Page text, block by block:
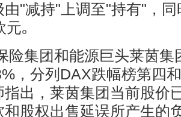
"减持"上调至"持有"，
元｡
险集团和能源巨头莱茵集
，分列DAX跌幅榜第四
指出，莱茵集团当前股价
和股权出售延误所产生的